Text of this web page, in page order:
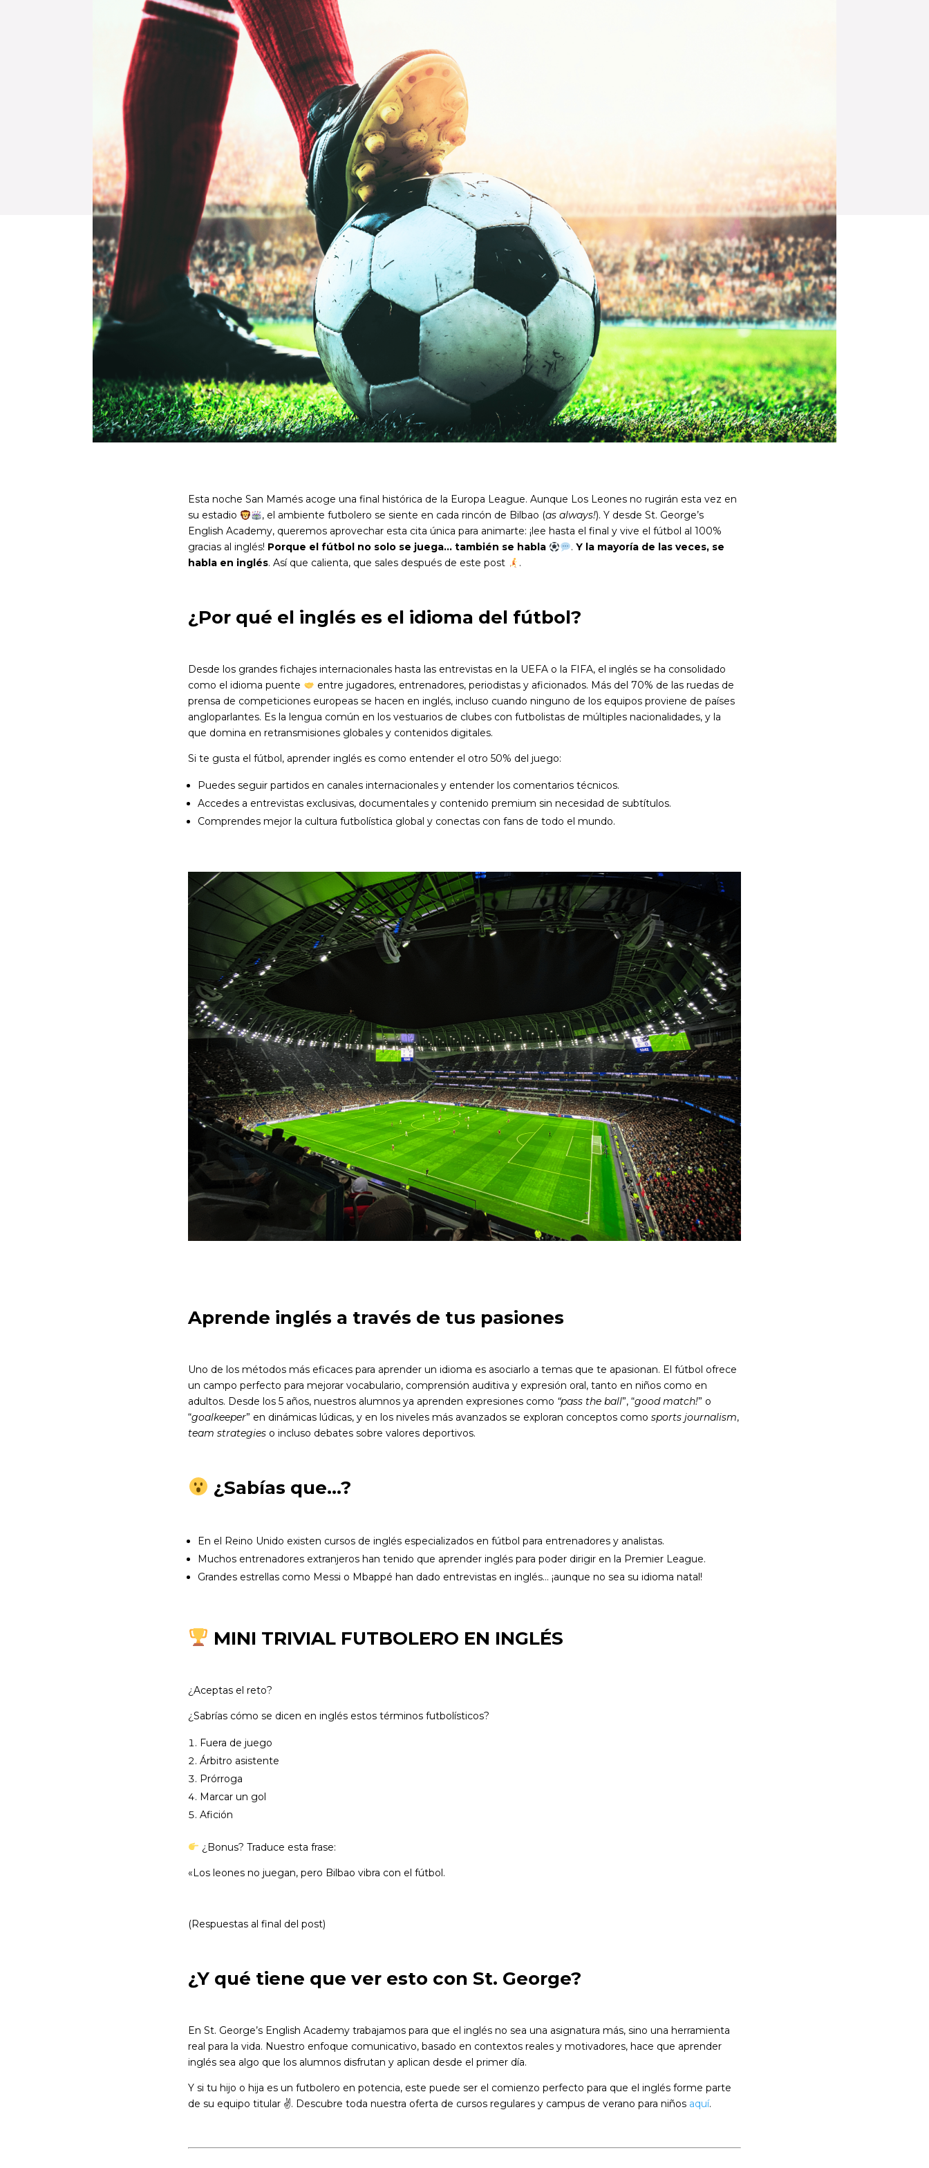
Esta noche San Mamés acoge una final histórica de la Europa League. Aunque Los Leones no rugirán esta vez en
su estadio
, el ambiente futbolero se siente en cada rincón de Bilbao (as always!). Y desde St. George’s
English Academy, queremos aprovechar esta cita única para animarte: ¡lee hasta el final y vive el fútbol al 100%
gracias al inglés! Porque el fútbol no solo se juega… también se habla . Y la mayoría de las veces, se
habla en inglés. Así que calienta, que sales después de este post .
¿Por qué el inglés es el idioma del fútbol?
Desde los grandes fichajes internacionales hasta las entrevistas en la UEFA o la FIFA, el inglés se ha consolidado
como el idioma puente
entre jugadores, entrenadores, periodistas y aficionados. Más del 70% de las ruedas de
prensa de competiciones europeas se hacen en inglés, incluso cuando ninguno de los equipos proviene de países
angloparlantes. Es la lengua común en los vestuarios de clubes con futbolistas de múltiples nacionalidades, y la
que domina en retransmisiones globales y contenidos digitales.
Si te gusta el fútbol, aprender inglés es como entender el otro 50% del juego:
Puedes seguir partidos en canales internacionales y entender los comentarios técnicos.
Accedes a entrevistas exclusivas, documentales y contenido premium sin necesidad de subtítulos.
Comprendes mejor la cultura futbolística global y conectas con fans de todo el mundo.
Aprende inglés a través de tus pasiones
Uno de los métodos más eficaces para aprender un idioma es asociarlo a temas que te apasionan. El fútbol ofrece
un campo perfecto para mejorar vocabulario, comprensión auditiva y expresión oral, tanto en niños como en
adultos. Desde los 5 años, nuestros alumnos ya aprenden expresiones como “pass the ball”, “good match!” o
“goalkeeper” en dinámicas lúdicas, y en los niveles más avanzados se exploran conceptos como sports journalism,
team strategies o incluso debates sobre valores deportivos.
¿Sabías que…?
En el Reino Unido existen cursos de inglés especializados en fútbol para entrenadores y analistas.
Muchos entrenadores extranjeros han tenido que aprender inglés para poder dirigir en la Premier League.
Grandes estrellas como Messi o Mbappé han dado entrevistas en inglés… ¡aunque no sea su idioma natal!
MINI TRIVIAL FUTBOLERO EN INGLÉS
¿Aceptas el reto?
¿Sabrías cómo se dicen en inglés estos términos futbolísticos?
Fuera de juego
Árbitro asistente
Prórroga
Marcar un gol
Afición
¿Bonus? Traduce esta frase:
«Los leones no juegan, pero Bilbao vibra con el fútbol.
(Respuestas al final del post)
¿Y qué tiene que ver esto con St. George?
En St. George’s English Academy trabajamos para que el inglés no sea una asignatura más, sino una herramienta
real para la vida. Nuestro enfoque comunicativo, basado en contextos reales y motivadores, hace que aprender
inglés sea algo que los alumnos disfrutan y aplican desde el primer día.
Y si tu hijo o hija es un futbolero en potencia, este puede ser el comienzo perfecto para que el inglés forme parte
de su equipo titular ✌️. Descubre toda nuestra oferta de cursos regulares y campus de verano para niños aquí.